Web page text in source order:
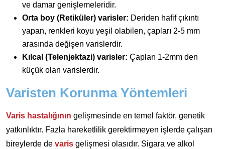
ve damar genişlemeleridir.
Orta boy (Retiküler) varisler: Deriden hafif çıkıntı
yapan, renkleri koyu yeşil olabilen, çapları 2-5 mm
arasında değişen varislerdir.
Kılcal (Telenjektazi) varisler: Çapları 1-2mm den
küçük olan varislerdir.
Varisten Korunma Yöntemleri
Varis hastalığının gelişmesinde en temel faktör, genetik
yatkınlıktır. Fazla hareketlilik gerektirmeyen işlerde çalışan
bireylerde de varis gelişmesi olasıdır. Sigara ve alkol